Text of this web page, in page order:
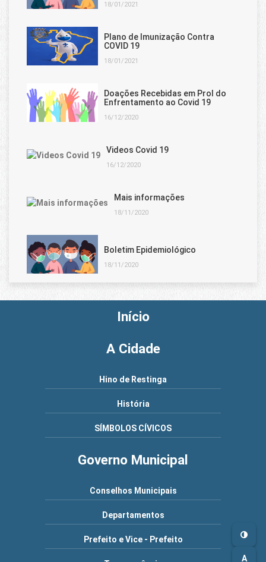
A
18/01/2021
Plano de Imunização Contra
COVID 19
18/01/2021
Doações Recebidas em Prol do
Enfrentamento ao Covid 19
16/12/2020
Videos Covid 19
16/12/2020
Mais informações
18/11/2020
Boletim Epidemiológico
18/11/2020
Início
A Cidade
Hino de Restinga
História
SÍMBOLOS CÍVICOS
Governo Municipal
Conselhos Municipais
Departamentos
Prefeito e Vice - Prefeito